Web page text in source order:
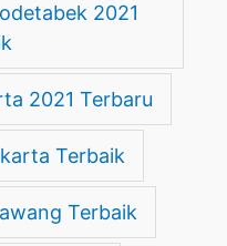
2021
2021 Terbaru
Terbaik
Terbaik